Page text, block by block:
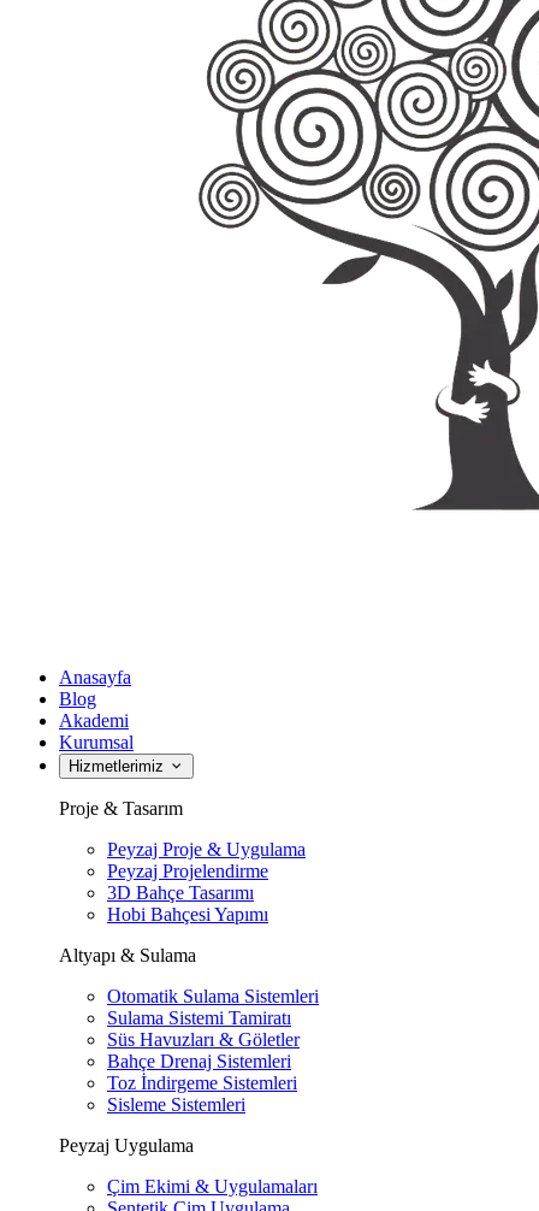
Anasayfa
Blog
Akademi
Kurumsal
Hizmetlerimiz
Proje & Tasarım
Peyzaj Proje & Uygulama
Peyzaj Projelendirme
3D Bahçe Tasarımı
Hobi Bahçesi Yapımı
Altyapı & Sulama
Otomatik Sulama Sistemleri
Sulama Sistemi Tamiratı
Süs Havuzları & Göletler
Bahçe Drenaj Sistemleri
Toz İndirgeme Sistemleri
Sisleme Sistemleri
Peyzaj Uygulama
Çim Ekimi & Uygulamaları